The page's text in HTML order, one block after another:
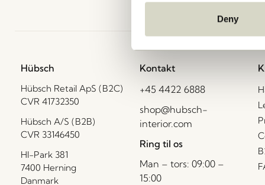
Deny
Hübsch
Hübsch Retail ApS (B2C)
CVR 41732350
Hübsch A/S (B2B)
CVR 33146450
HI-Park 381
7400 Herning
Danmark
Kontakt
+45 4422 6888
shop@hubsch-
interior.com
Ring til os
Man – tors: 09:00 –
15:00